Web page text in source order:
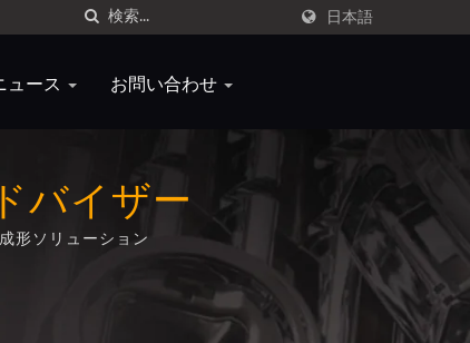
日本語
ュース お問い合わせ
バイザー
形ソリューション